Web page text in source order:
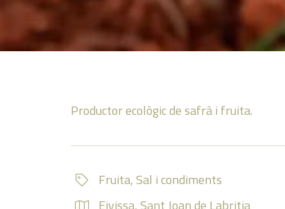
Productor ecològic de safrà i fruita.
Fruita,Sal i condiments
Eivissa,Sant Joan de Labritja